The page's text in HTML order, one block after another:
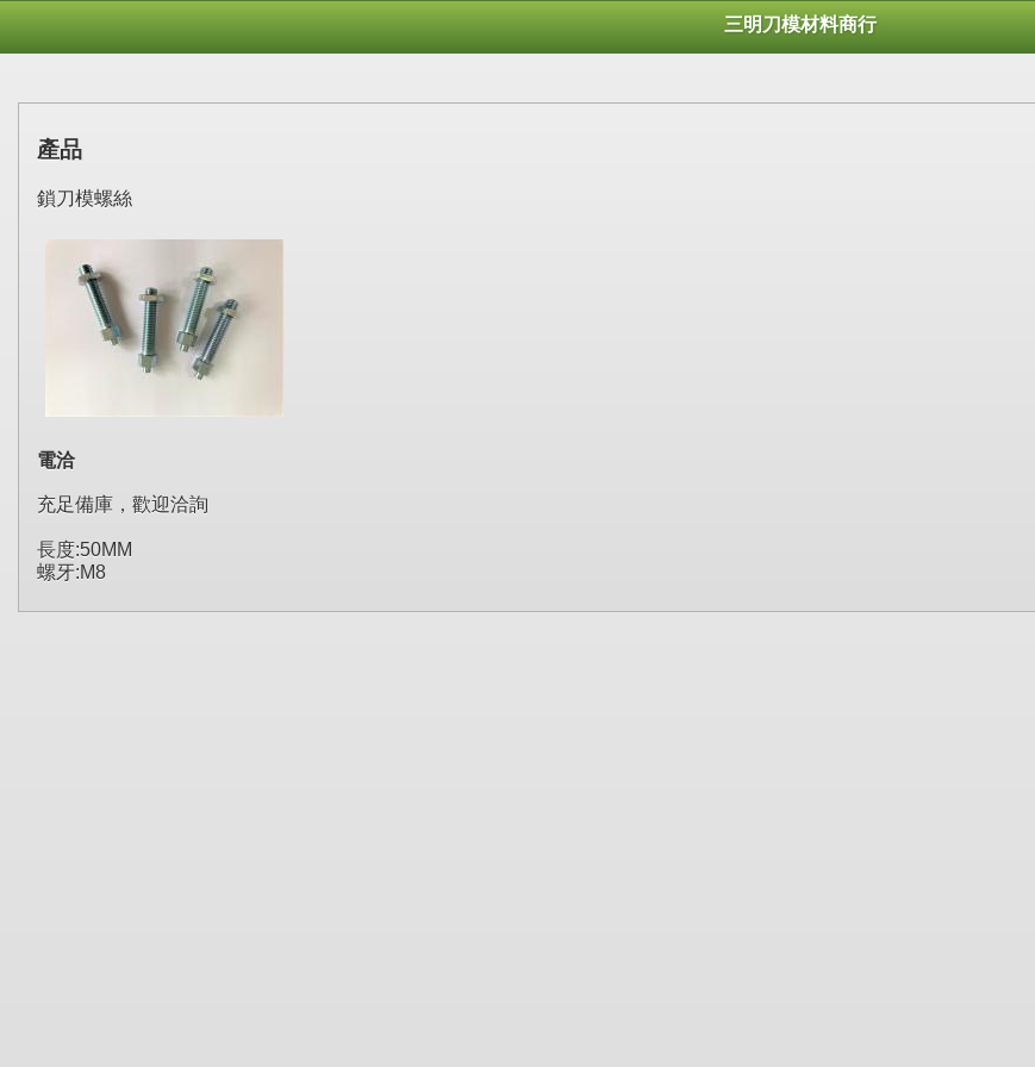
三明刀模材料商行
產品
鎖刀模螺絲
電洽
充足備庫，歡迎洽詢
長度:50MM
螺牙:M8